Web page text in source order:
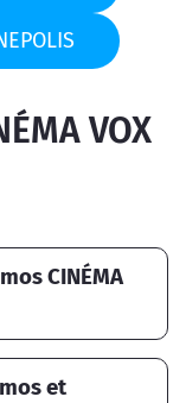
VOX
CINÉMA
et